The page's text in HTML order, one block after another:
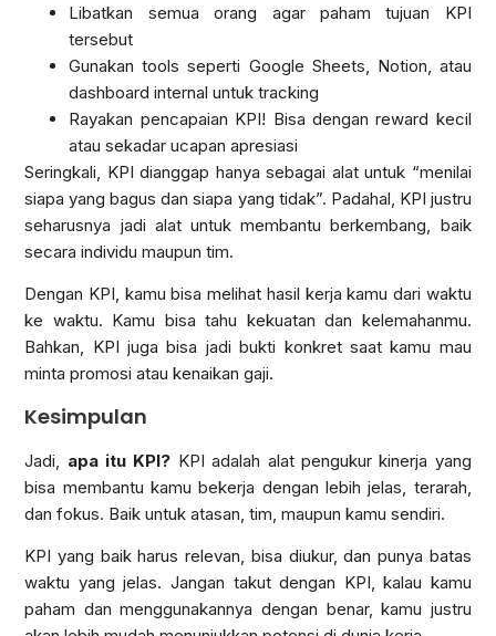
Libatkan semua orang agar paham tujuan KPI
tersebut
Gunakan tools seperti Google Sheets, Notion, atau
dashboard internal untuk tracking
Rayakan pencapaian KPI! Bisa dengan reward kecil
atau sekadar ucapan apresiasi
Seringkali, KPI dianggap hanya sebagai alat untuk “menilai
siapa yang bagus dan siapa yang tidak”. Padahal, KPI justru
seharusnya jadi alat untuk membantu berkembang, baik
secara individu maupun tim.
Dengan KPI, kamu bisa melihat hasil kerja kamu dari waktu
ke waktu. Kamu bisa tahu kekuatan dan kelemahanmu.
Bahkan, KPI juga bisa jadi bukti konkret saat kamu mau
minta promosi atau kenaikan gaji.
Kesimpulan
Jadi, apa itu KPI? KPI adalah alat pengukur kinerja yang
bisa membantu kamu bekerja dengan lebih jelas, terarah,
dan fokus. Baik untuk atasan, tim, maupun kamu sendiri.
KPI yang baik harus relevan, bisa diukur, dan punya batas
waktu yang jelas. Jangan takut dengan KPI, kalau kamu
paham dan menggunakannya dengan benar, kamu justru